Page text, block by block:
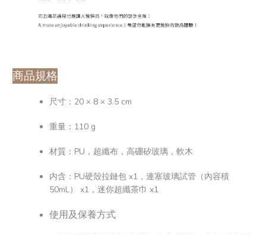
商品規格
尺寸：20 × 8 × 3.5 cm
重量：110 g
材質：PU，超纖布，高硼矽玻璃，軟木
内含：PU硬殼拉鏈包 x1，連塞玻璃試管（內容積
50mL） x1，迷你超纖茶巾 x1
使用及保養方式